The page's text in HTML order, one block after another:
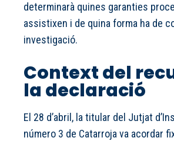
determinarà quines garanties
assistixen i de quina forma ha de
investigació.
Context del
la declaració
El 28 d’abril, la titular del Jutjat
número 3 de Catarroja va acordar